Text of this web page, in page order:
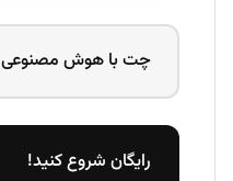
چت با هوش مصنوعی GPT-5 فارسی
رایگان شروع کنید!